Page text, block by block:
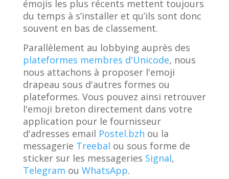
émojis les plus récents mettent toujours
du temps à s’installer et qu’ils sont donc
souvent en bas de classement.
Parallèlement au lobbying auprès des
plateformes membres d'Unicode, nous
nous attachons à proposer l'emoji
drapeau sous d'autres formes ou
plateformes. Vous pouvez ainsi retrouver
l'emoji breton directement dans votre
application pour le fournisseur
d'adresses email Postel.bzh ou la
messagerie Treebal ou sous forme de
sticker sur les messageries Signal,
Telegram ou WhatsApp.